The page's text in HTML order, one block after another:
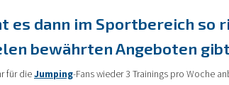
es dann im Sportbereich so
bewährten Angeboten
für dieJumping-Fans wieder 3 Trainings pro Woche